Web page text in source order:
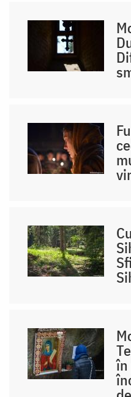
în